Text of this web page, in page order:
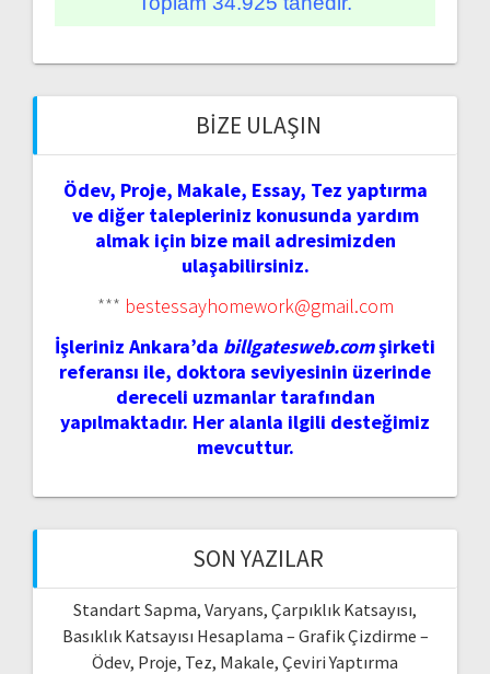
BIZE ULAŞIN
Ödev, Proje, Makale, Essay, Tez yaptırma
ve diğer talepleriniz konusunda yardım
almak için bize mail adresimizden
ulaşabilirsiniz.
*** bestessayhomework@gmail.com
İşleriniz Ankara’da billgatesweb.comşirketi
referansı ile, doktora seviyesinin üzerinde
dereceli uzmanlar tarafından
yapılmaktadır. Her alanla ilgili desteğimiz
mevcuttur.
SON YAZILAR
Standart Sapma, Varyans, Çarpıklık Katsayısı,
Basıklık Katsayısı Hesaplama – Grafik Çizdirme –
Ödev, Proje, Tez, Makale, Çeviri Yaptırma